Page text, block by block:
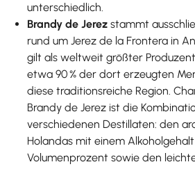
unterschiedlich.
Brandy de Jerez stammt
rund um Jerez de la Frontera in
gilt als weltweit größter
etwa 90 % der dort erzeugten
diese traditionsreiche Region.
Brandy de Jerez ist die
verschiedenen Destillaten: den
Holandas mit einem
Volumenprozent sowie den